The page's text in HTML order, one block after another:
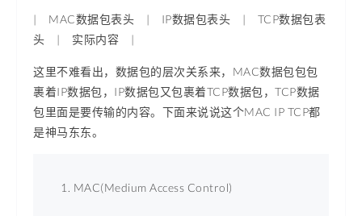
| MAC数据包表头 | IP数据包表头 | TCP数据包表
头 | 实际内容 |
这里不难看出，数据包的层次关系来，MAC数据包包包
裹着IP数据包，IP数据包又包裹着TCP数据包，TCP数据
包里面是要传输的内容。下面来说说这个MAC IP TCP都
是神马东东。
MAC(Medium Access Control)